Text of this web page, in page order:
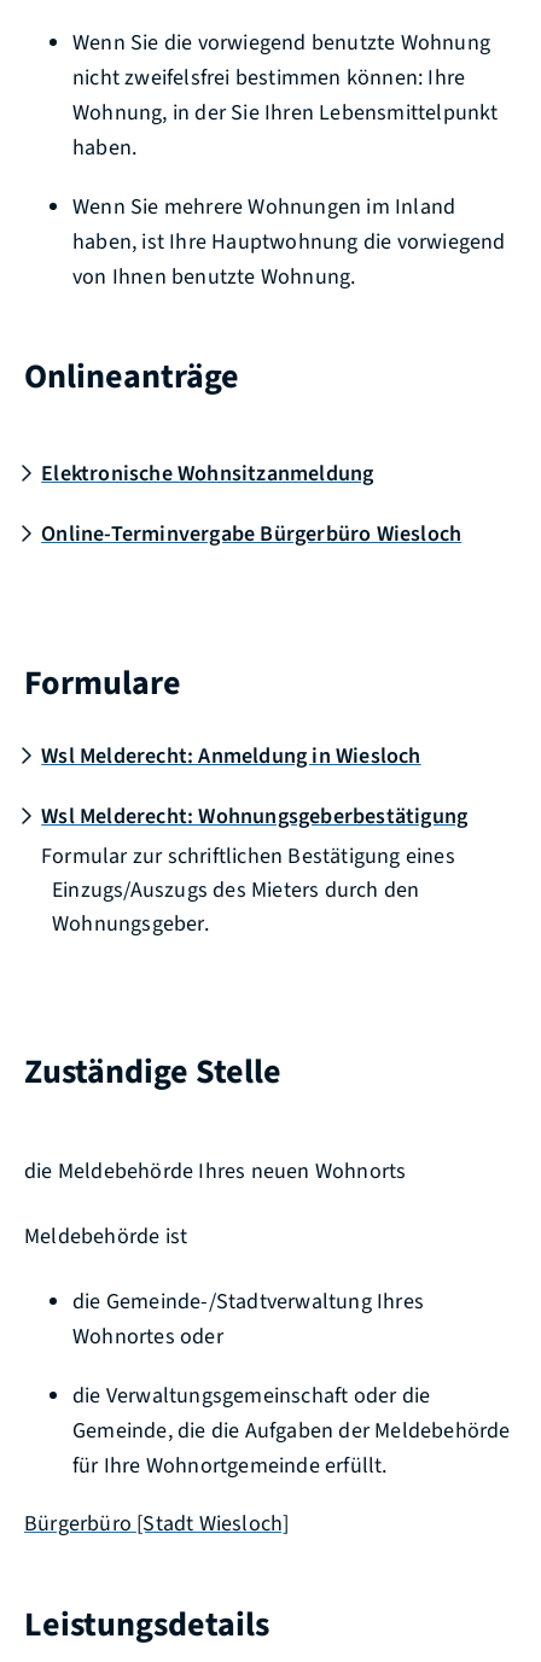
Wenn Sie die vorwiegend benutzte Wohnung
nicht zweifelsfrei bestimmen können: Ihre
Wohnung, in der Sie Ihren Lebensmittelpunkt
haben.
Wenn Sie mehrere Wohnungen im Inland
haben, ist Ihre Hauptwohnung die vorwiegend
von Ihnen benutzte Wohnung.
Onlineanträge
Elektronische Wohnsitzanmeldung
Online-Terminvergabe Bürgerbüro Wiesloch
Formulare
Wsl Melderecht: Anmeldung in Wiesloch
Wsl Melderecht: Wohnungsgeberbestätigung
Formular zur schriftlichen Bestätigung eines
Einzugs/Auszugs des Mieters durch den
Wohnungsgeber.
Zuständige Stelle
die Meldebehörde Ihres neuen Wohnorts
Meldebehörde ist
die Gemeinde-/Stadtverwaltung Ihres
Wohnortes oder
die Verwaltungsgemeinschaft oder die
Gemeinde, die die Aufgaben der Meldebehörde
für Ihre Wohnortgemeinde erfüllt.
Bürgerbüro [Stadt Wiesloch]
Leistungsdetails